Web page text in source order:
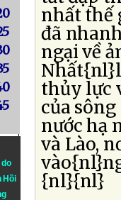
do
Hồi
nhất thế
đã
ngại về
thủy lực
của
nước hạ
và Lào,
{nl}{nl}